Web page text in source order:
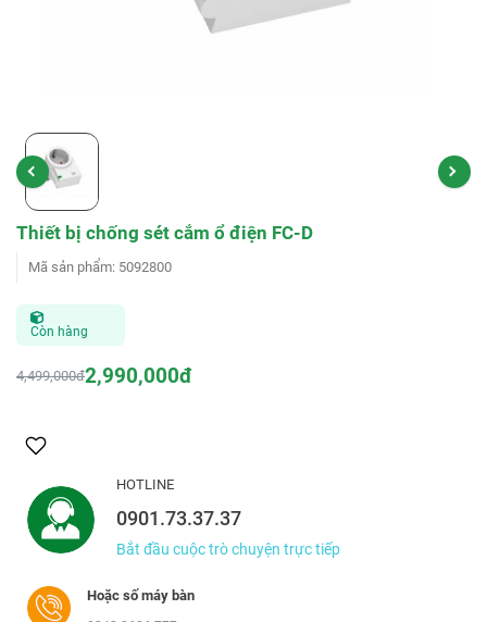
Thiết bị chống sét cắm ổ điện FC-D
Mã sản phẩm: 5092800
Còn hàng
4,499,000đ2,990,000đ
HOTLINE
0901.73.37.37
Bắt đầu cuộc trò chuyện trực tiếp
Hoặc số máy bàn